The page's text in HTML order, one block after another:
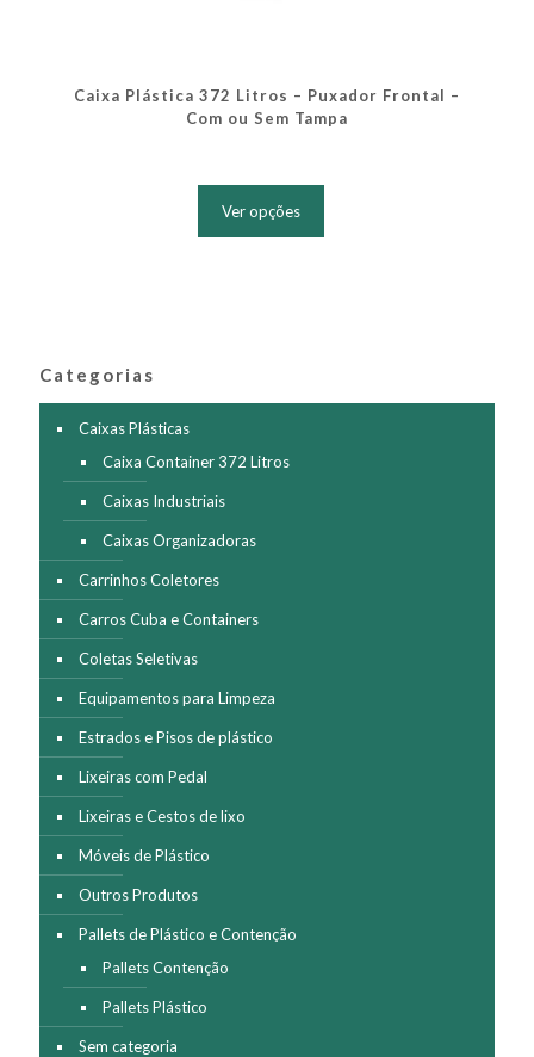
Caixa Plástica 372 Litros – Puxador Frontal –
Com ou Sem Tampa
Ver opções
na
Categorias
Caixas Plásticas
Caixa Container 372 Litros
Caixas Industriais
Caixas Organizadoras
Carrinhos Coletores
Carros Cuba e Containers
Coletas Seletivas
Equipamentos para Limpeza
Estrados e Pisos de plástico
Lixeiras com Pedal
Lixeiras e Cestos de lixo
Móveis de Plástico
Outros Produtos
Pallets de Plástico e Contenção
Pallets Contenção
Pallets Plástico
Sem categoria